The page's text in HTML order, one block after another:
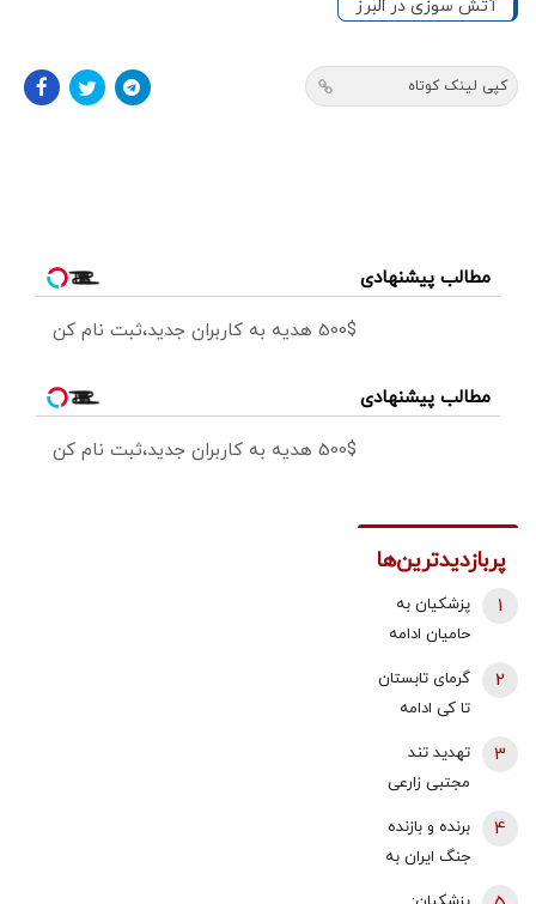
آتش سوزی در البرز
کپی لینک کوتاه
مطالب پیشنهادی
500$ هدیه به کاربران جدید،ثبت نام کن
مطالب پیشنهادی
500$ هدیه به کاربران جدید،ثبت نام کن
پربازدیدترین‌ها
پزشکیان به
حامیان ادامه
جنگ:
همین‌جوری
نگویید بزن/
تبعاتش را هم
باید دید
1
گرمای تابستان
تا کی ادامه
تا ۵۰ روز دیگر
گرما در پیش
داریم
2
تهدید تند
مجتبی زارعی
خرازی:حاضرم با
وضو شلاقت را
3
برنده و بازنده
جنگ ایران به
4